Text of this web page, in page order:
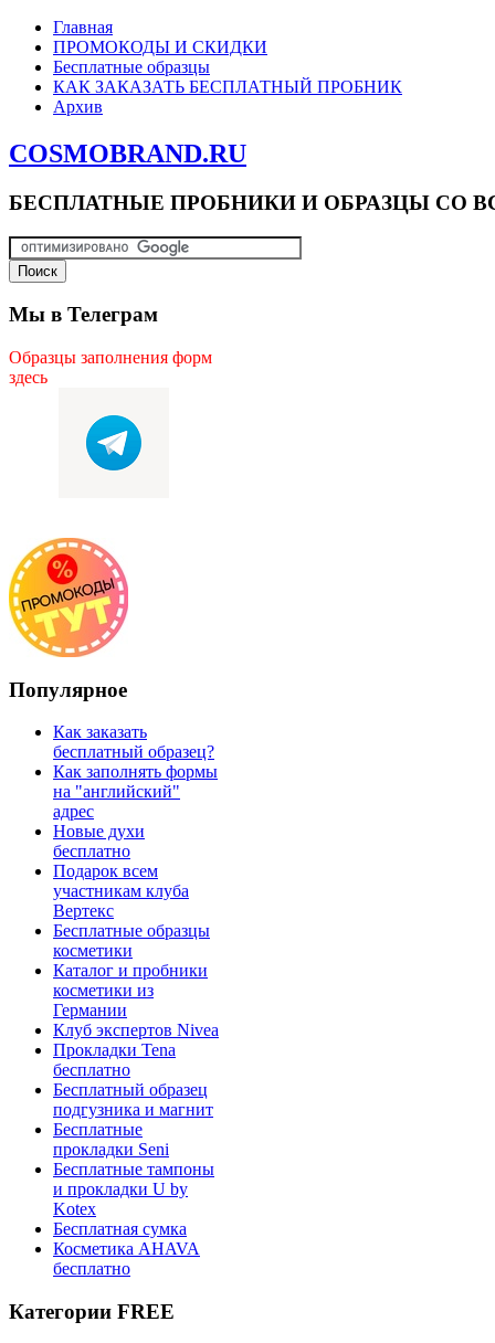
Главная
ПРОМОКОДЫ И СКИДКИ
Бесплатные образцы
КАК ЗАКАЗАТЬ БЕСПЛАТНЫЙ ПРОБНИК
Архив
COSMOBRAND.RU
БЕСПЛАТНЫЕ ПРОБНИКИ И ОБРАЗЦЫ СО
Мы в Телеграм
Образцы заполнения форм
здесь
Популярное
Как заказать
бесплатный образец?
Как заполнять формы
на "английский"
адрес
Новые духи
бесплатно
Подарок всем
участникам клуба
Вертекс
Бесплатные образцы
косметики
Каталог и пробники
косметики из
Германии
Клуб экспертов Nivea
Прокладки Tena
бесплатно
Бесплатный образец
подгузника и магнит
Бесплатные
прокладки Seni
Бесплатные тампоны
и прокладки U by
Kotex
Бесплатная сумка
Косметика AHAVA
бесплатно
Категории FREE